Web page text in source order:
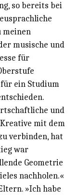
so bereits bei
meinen
musische und
für
ein Studium
und
mit dem
verbinden, hat
war
Geometrie
nachholen.«
»Ich habe